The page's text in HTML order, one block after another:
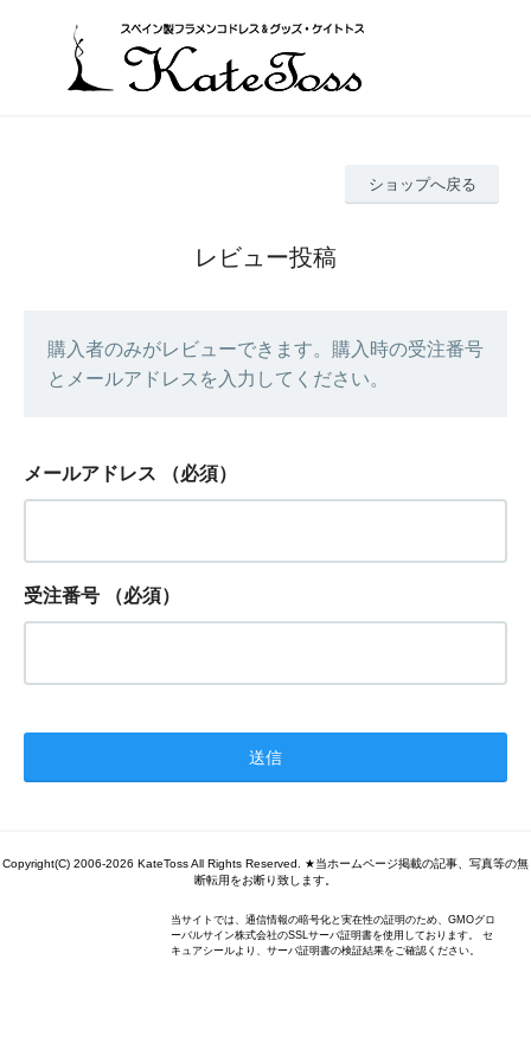
ショップへ戻る
レビュー投稿
購入者のみがレビューできます。購入時の受注番号
とメールアドレスを入力してください。
メールアドレス （必須）
受注番号 （必須）
Copyright(C) 2006-2026 KateToss All Rights Reserved. ★当ホームページ掲載の記事、写真等の無
断転用をお断り致します。
当サイトでは、通信情報の暗号化と実在性の証明のため、GMOグロ
ーバルサイン株式会社のSSLサーバ証明書を使用しております。 セ
キュアシールより、サーバ証明書の検証結果をご確認ください。